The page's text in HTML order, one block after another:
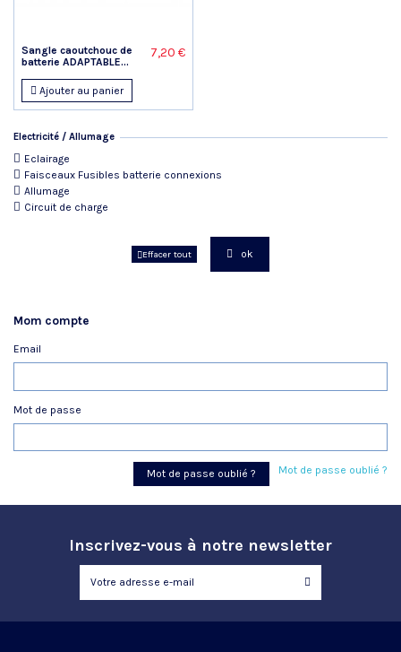
Sangle caoutchouc de
batterie ADAPTABLE...
7,20 €
Ajouter au panier
Electricité / Allumage
Eclairage
Faisceaux Fusibles batterie connexions
Allumage
Circuit de charge
Effacer tout ok
Mom compte
Email
Mot de passe
Mot de passe oublié ?
Mot de passe oublié ?
Inscrivez-vous à notre newsletter